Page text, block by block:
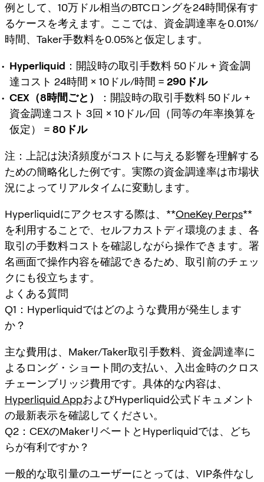
例として、10万ドル相当のBTCロングを24時間保有す
るケースを考えます。ここでは、資金調達率を0.01%/
時間、Taker手数料を0.05%と仮定します。
Hyperliquid ：開設時の取引手数料 50ドル + 資金調
達コスト 24時間 × 10ドル/時間 = 290ドル
CEX（8時間ごと）
：開設時の取引手数料 50ドル +
資金調達コスト 3回 × 10ドル/回（同等の年率換算を
仮定） = 80ドル
注：上記は決済頻度がコストに与える影響を理解する
ための簡略化した例です。実際の資金調達率は市場状
況によってリアルタイムに変動します。
Hyperliquidにアクセスする際は、**OneKey Perps**
を利用することで、セルフカストディ環境のまま、各
取引の手数料コストを確認しながら操作できます。署
名画面で操作内容を確認できるため、取引前のチェッ
クにも役立ちます。
よくある質問
Q1：Hyperliquidではどのような費用が発生します
か？
主な費用は、Maker/Taker取引手数料、資金調達率に
よるロング・ショート間の支払い、入出金時のクロス
チェーンブリッジ費用です。具体的な内容は、
Hyperliquid AppおよびHyperliquid公式ドキュメント
の最新表示を確認してください。
Q2：CEXのMakerリベートとHyperliquidでは、どち
らが有利ですか？
一般的な取引量のユーザーにとっては、VIP条件なし